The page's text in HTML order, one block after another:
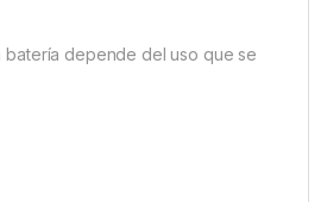
batería depende del uso que se